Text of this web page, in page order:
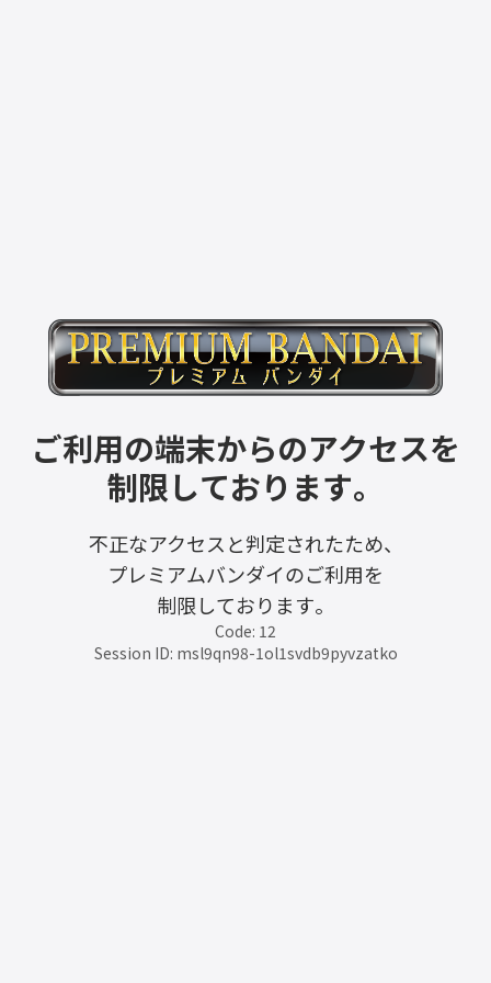
ご利用の端末からのアクセスを
制限しております。
不正なアクセスと判定されたため、
プレミアムバンダイのご利用を
制限しております。
Code: 12
Session ID: msl9qn98-1ol1svdb9pyvzatko